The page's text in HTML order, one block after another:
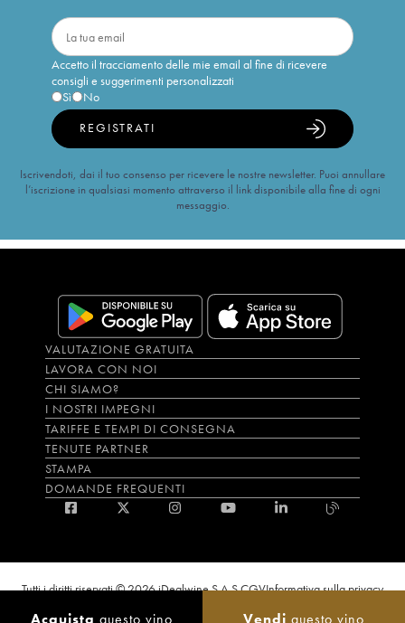
Acquista questo vino Vendi questo vino
Accetto il tracciamento delle mie email al fine di ricevere
consigli e suggerimenti personalizzati
Sì
No
REGISTRATI
Iscrivendoti, dai il tuo consenso per ricevere le nostre newsletter. Puoi annullare
l’iscrizione in qualsiasi momento attraverso il link disponibile alla fine di ogni
messaggio.
VALUTAZIONE GRATUITA
LAVORA CON NOI
CHI SIAMO?
I NOSTRI IMPEGNI
TARIFFE E TEMPI DI CONSEGNA
TENUTE PARTNER
STAMPA
DOMANDE FREQUENTI
Tutti i diritti riservati © 2026 iDealwine S.A.S.CGVInformativa sulla privacy